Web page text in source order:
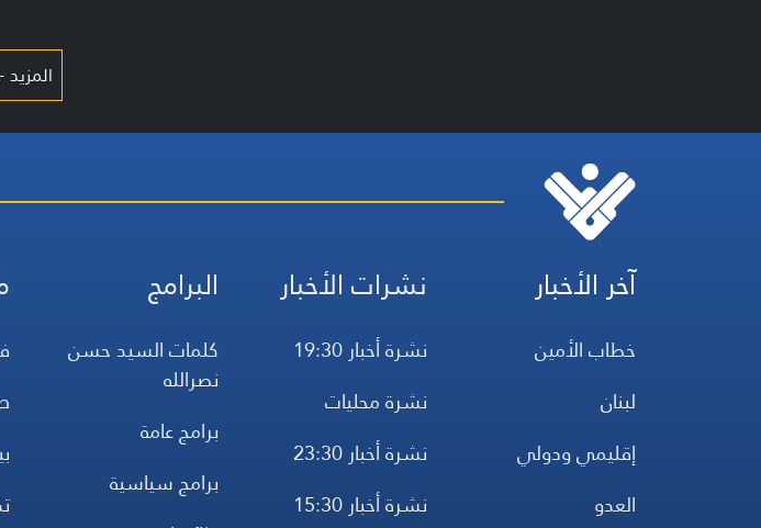
المزيد
آخر الأخبار
خطاب الأمين
لبنان
إقليمي ودولي
العدو
نشرات الأخبار
نشرة أخبار 19:30
نشرة محليات
نشرة أخبار 23:30
نشرة أخبار 15:30
البرامج
كلمات السيد حسن
نصرالله
برامج عامة
برامج سياسية